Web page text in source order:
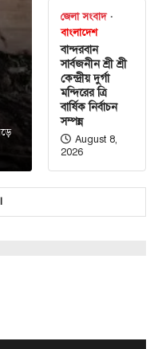
জেলা সংবাদ
বাংলাদেশ
বান্দরবান
সার্বজনীন শ্রী শ্রী
কেন্দ্রীয় দুর্গা
মন্দিরের ত্রি
বার্ষিক নির্বাচন
সম্পন্ন
August 8,
2026